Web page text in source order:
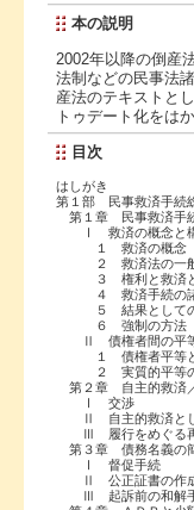
本の説明
2002年以降の倒産
法制などの民事法
産法のテキストと
トゥデート化をはか
目次
はしがき
第１部 民事救済手続
第１章 民事救済手
Ⅰ 救済の概念と
１ 救済の概念
２ 救済法の一般
３ 権利と救済と
４ 救済手続の諸
５ 結果としての
６ 強制の方法
Ⅱ 債権者間の平等
１ 債権者平等と
２ 実質的平等の
第２章 自主的救済
Ⅰ 交渉
Ⅱ 自主的救済とし
Ⅲ 履行をめぐる
第３章 債務名義の
Ⅰ 督促手続
Ⅱ 公正証書の作
Ⅲ 起訴前の和解